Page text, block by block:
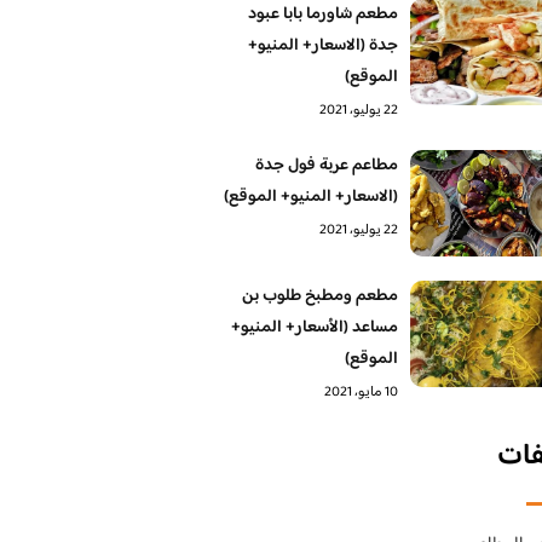
مطعم شاورما بابا عبود
جدة (الاسعار+ المنيو+
الموقع)
22 يوليو، 2021
مطاعم عربة فول جدة
(الاسعار+ المنيو+ الموقع)
22 يوليو، 2021
مطعم ومطبخ طلوب بن
مساعد (الأسعار+ المنيو+
الموقع)
10 مايو، 2021